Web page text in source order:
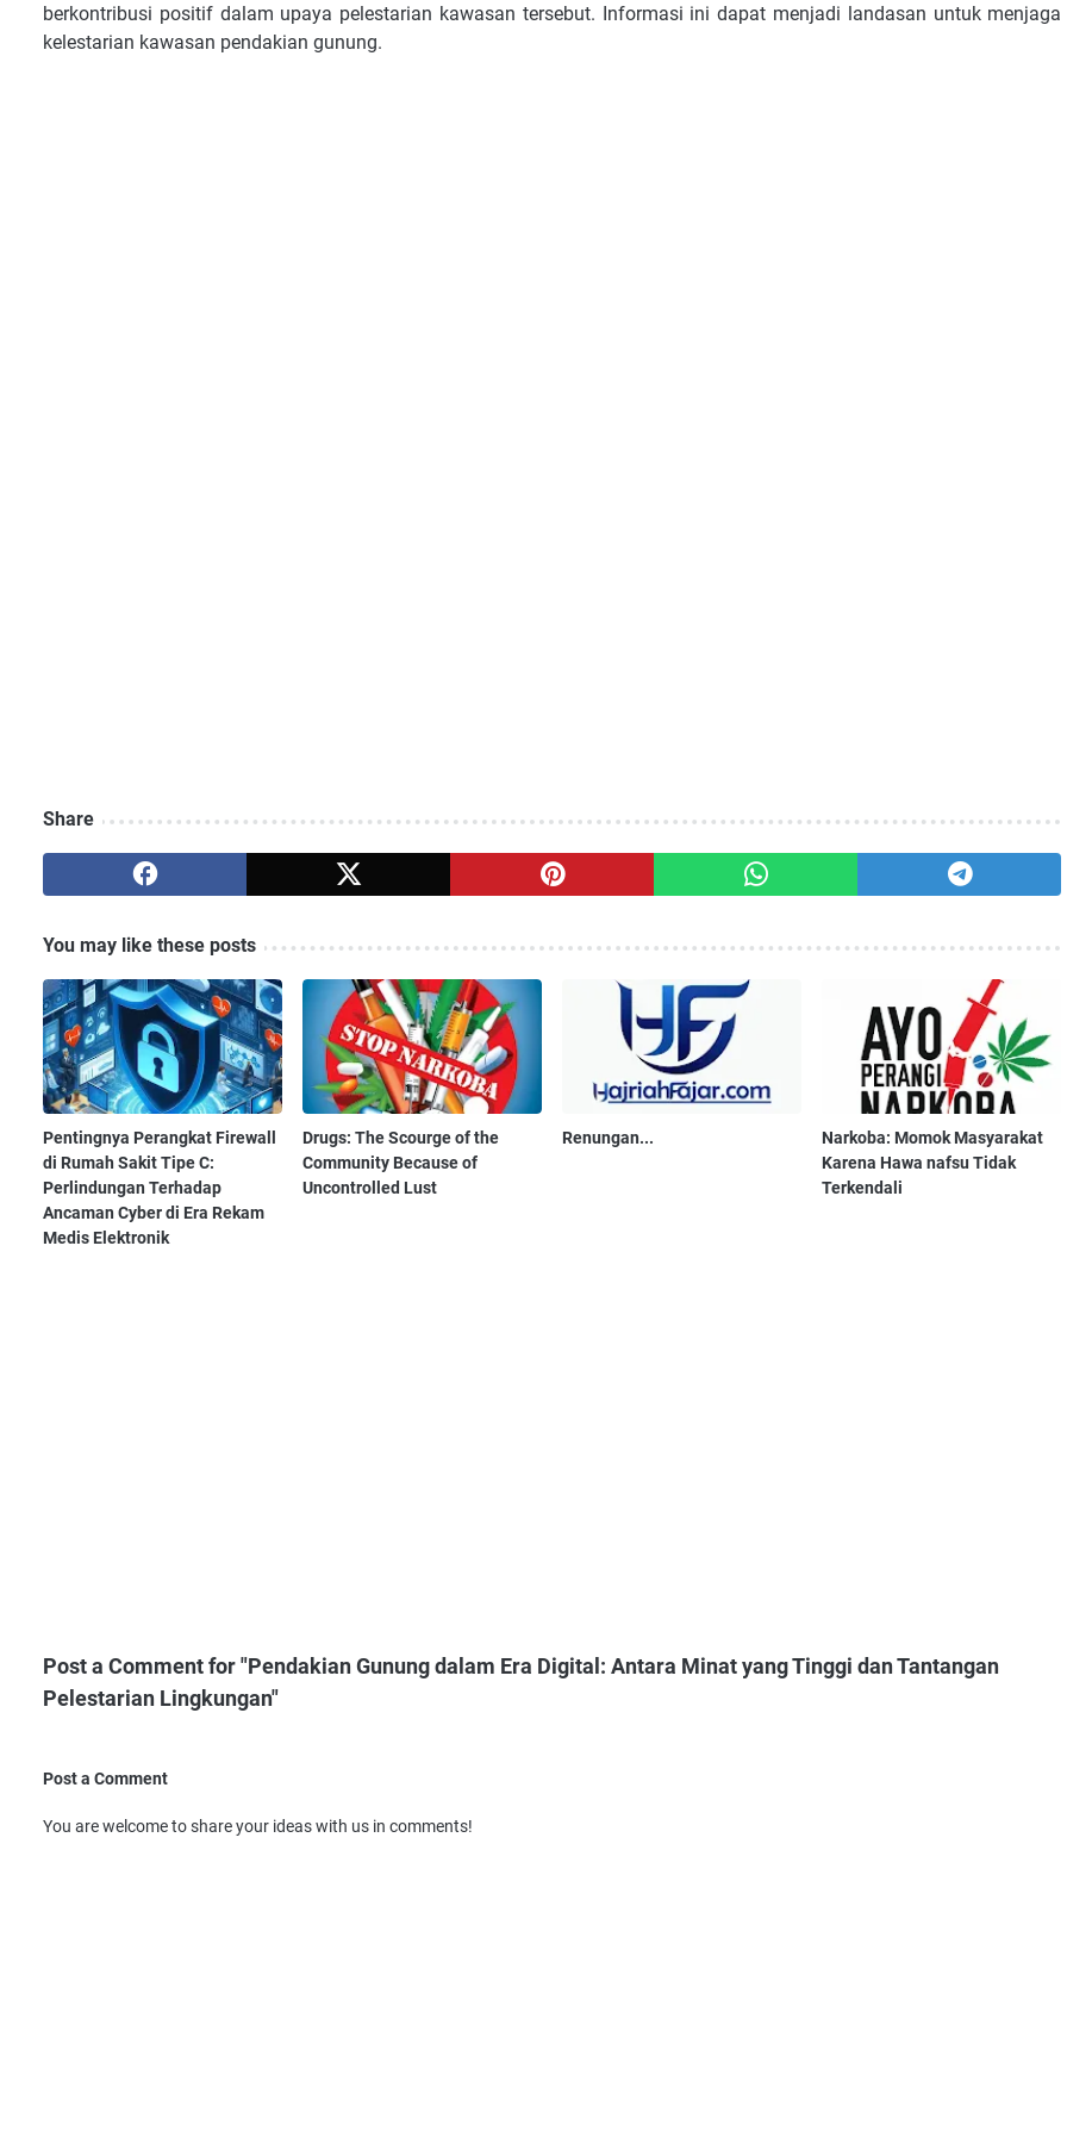
berkontribusi positif dalam upaya pelestarian kawasan tersebut. Informasi ini dapat menjadi landasan untuk menjaga
kelestarian kawasan pendakian gunung.
Share
You may like these posts
Pentingnya Perangkat Firewall
di Rumah Sakit Tipe C:
Perlindungan Terhadap
Ancaman Cyber di Era Rekam
Medis Elektronik
Drugs: The Scourge of the
Community Because of
Uncontrolled Lust
Renungan...
Narkoba: Momok Masyarakat
Karena Hawa nafsu Tidak
Terkendali
Post a Comment for "Pendakian Gunung dalam Era Digital: Antara Minat yang Tinggi dan Tantangan
Pelestarian Lingkungan"
Post a Comment
You are welcome to share your ideas with us in comments!